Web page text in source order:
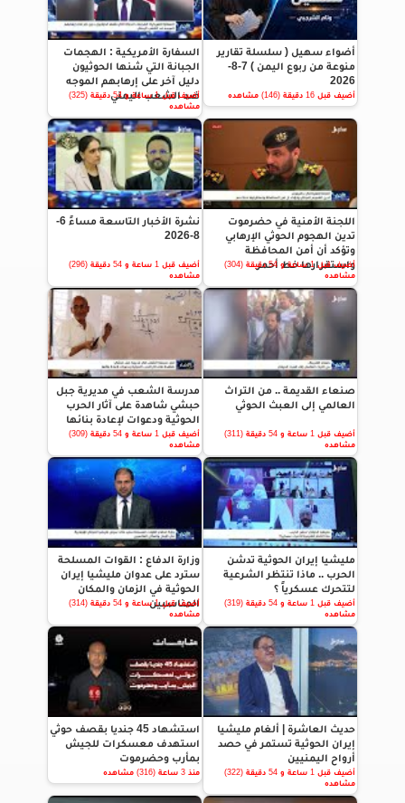
أضواء سهيل ( سلسلة تقارير
منوعة من ربوع اليمن ) 7-8-
2026
أضيف قبل 16 دقيقة (146) مشاهده
السفارة الأمريكية : الهجمات
الجبانة التي شنها الحوثيون
دليل آخر على إرهابهم الموجه
ضد الشعب اليمني
أضيف قبل 1 ساعة و 54 دقيقة (325)
مشاهده
اللجنة الأمنية في حضرموت
تدين الهجوم الحوثي الإرهابي
وتؤكد أن أمن المحافظة
واستقرارها خط أحمر
أضيف قبل 1 ساعة و 54 دقيقة (304)
مشاهده
نشرة الأخبار التاسعة مساءً 6-
8-2026
أضيف قبل 1 ساعة و 54 دقيقة (296)
مشاهده
صنعاء القديمة .. من التراث
العالمي إلى العبث الحوثي
أضيف قبل 1 ساعة و 54 دقيقة (311)
مشاهده
مدرسة الشعب في مديرية جبل
حبشي شاهدة على آثار الحرب
الحوثية ودعوات لإعادة بنائها
أضيف قبل 1 ساعة و 54 دقيقة (309)
مشاهده
مليشيا إيران الحوثية تدشن
الحرب .. ماذا تنتظر الشرعية
لتتحرك عسكرياً ؟
أضيف قبل 1 ساعة و 54 دقيقة (319)
مشاهده
وزارة الدفاع : القوات المسلحة
سترد على عدوان مليشيا إيران
الحوثية في الزمان والمكان
المناسبين
أضيف قبل 1 ساعة و 54 دقيقة (314)
مشاهده
حديث العاشرة | ألغام مليشيا
إيران الحوثية تستمر في حصد
أرواح اليمنيين
أضيف قبل 1 ساعة و 54 دقيقة (322)
مشاهده
استشهاد 45 جنديا بقصف حوثي
استهدف معسكرات للجيش
بمأرب وحضرموت
منذ 3 ساعة (316) مشاهده